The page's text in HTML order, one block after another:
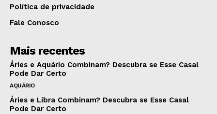
Política de privacidade
Fale Conosco
Mais recentes
Áries e Aquário Combinam? Descubra se Esse Casal
Pode Dar Certo
AQUÁRIO
Áries e Libra Combinam? Descubra se Esse Casal
Pode Dar Certo